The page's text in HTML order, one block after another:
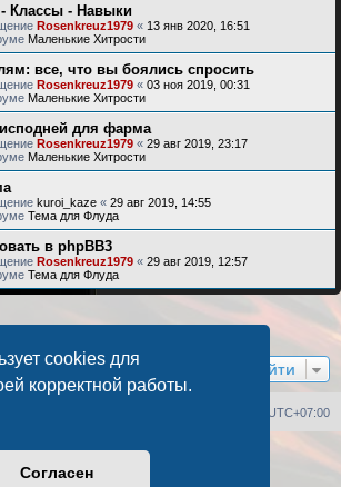
cookies для
корректной работы.
Согласен
Классы - Навыки
Rosenkreuz1979 « 13 янв 2020, 16:51
Маленькие Хитрости
все, что вы боялись спросить
Rosenkreuz1979 « 03 ноя 2019, 00:31
Маленькие Хитрости
для фарма
Rosenkreuz1979 « 29 авг 2019, 23:17
Маленькие Хитрости
kuroi_kaze « 29 авг 2019, 14:55
Тема для Флуда
в phpBB3
Rosenkreuz1979 « 29 авг 2019, 12:57
Тема для Флуда
Перейти
UTC+07:00
phpBB® Forum Software © phpBB Limited
Русская поддержка phpBB